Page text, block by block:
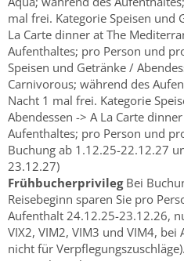
mal frei. Kategorie Speisen und
La Carte dinner at The
Aufenthaltes; pro Person und
Speisen und Getränke /
Carnivorous; während des
Nacht 1 mal frei. Kategorie
Abendessen -> A La Carte
Aufenthaltes; pro Person und
Buchung ab 1.12.25-22.12.27
23.12.27)
FrühbucherprivilegBei
Reisebeginn sparen Sie pro
Aufenthalt 24.12.25-23.12.26,
VIX2, VIM2, VIM3 und VIM4,
nicht für Verpflegungszuschläge).